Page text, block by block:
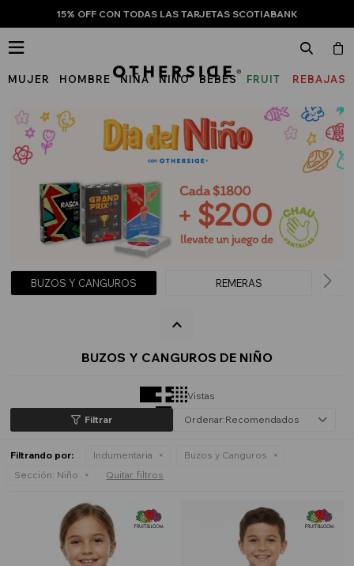
15% OFF CON TODAS LAS TARJETAS SCOTIABANK
MUJER HOMBRE NIÑA NIÑO BEBÉS
FRUIT
THE
LOOM
REBAJAS

BUZOS Y CANGUROS REMERAS
BUZOS Y CANGUROS DE NIÑO
Vistas
Recomendados
Filtrando por: Indumentaria
Buzos y Canguros
Sección: Niño Quitar filtros